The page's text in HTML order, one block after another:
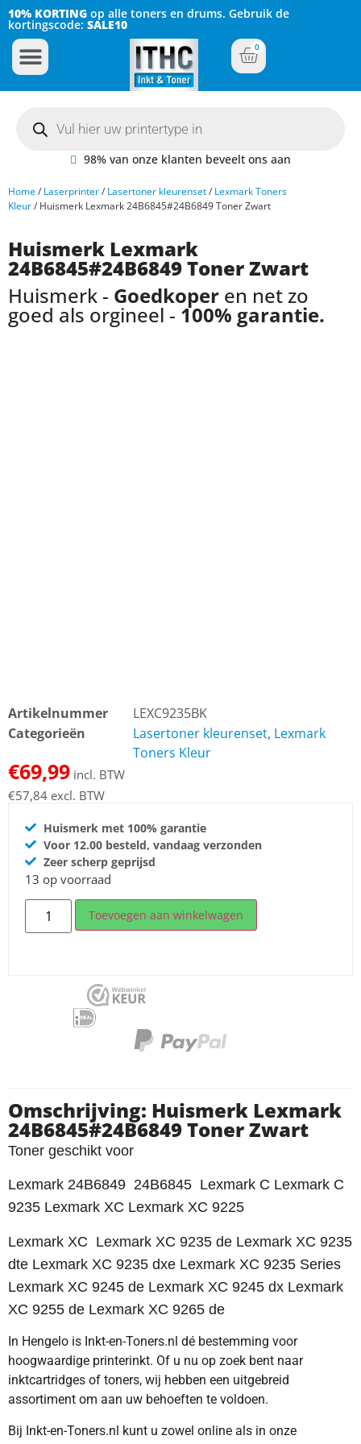
10% KORTING op alle toners en drums. Gebruik de
kortingscode: SALE10
0
98% van onze klanten beveelt ons aan
Home/ Laserprinter/ Lasertoner kleurenset/ Lexmark Toners
Kleur/ Huismerk Lexmark 24B6845#24B6849 Toner Zwart
Huismerk Lexmark
24B6845#24B6849 Toner Zwart
Huismerk - Goedkoper en net zo
goed als orgineel - 100% garantie.
Artikelnummer
LEXC9235BK
Categorieën
Lasertoner kleurenset, Lexmark
Toners Kleur
€69,99 incl. BTW
€57,84 excl. BTW
Huismerk met 100% garantie
Voor 12.00 besteld, vandaag verzonden
Zeer scherp geprijsd
13 op voorraad
Toevoegen aan winkelwagen
Omschrijving: Huismerk Lexmark
24B6845#24B6849 Toner Zwart
Toner geschikt voor
Lexmark 24B6849 24B6845 Lexmark C Lexmark C
9235 Lexmark XC Lexmark XC 9225
Lexmark XC Lexmark XC 9235 de Lexmark XC 9235
dte Lexmark XC 9235 dxe Lexmark XC 9235 Series
Lexmark XC 9245 de Lexmark XC 9245 dx Lexmark
XC 9255 de Lexmark XC 9265 de
In Hengelo is Inkt-en-Toners.nl dé bestemming voor
hoogwaardige printerinkt. Of u nu op zoek bent naar
inktcartridges of toners, wij hebben een uitgebreid
assortiment om aan uw behoeften te voldoen.
Bij Inkt-en-Toners.nl kunt u zowel online als in onze